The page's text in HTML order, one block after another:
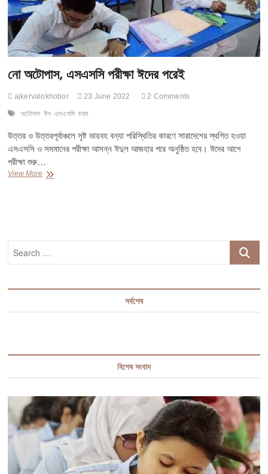
নো অটোপাস, এসএসসি পরীক্ষা ঈদের পরেই
ajkervalokhobor 23 June 2022 2 Comments
অটোপাস ঈদ এসএসসি বন্যা
উত্তর ও উত্তরপূর্বাঞ্চলে সৃষ্ট ভায়বহ বন্যা পরিস্থিতির কারণে সারাদেশের স্থগিত হওয়া
এসএসসি ও সমমানের পরীক্ষা আসন্ন ঈদুল আজহার পরে অনুষ্ঠিত হবে। ঈদের আগে
পরীক্ষা শুরু…
View Moreনো
Search
সর্বশেষ
বিশেষ সংবাদ